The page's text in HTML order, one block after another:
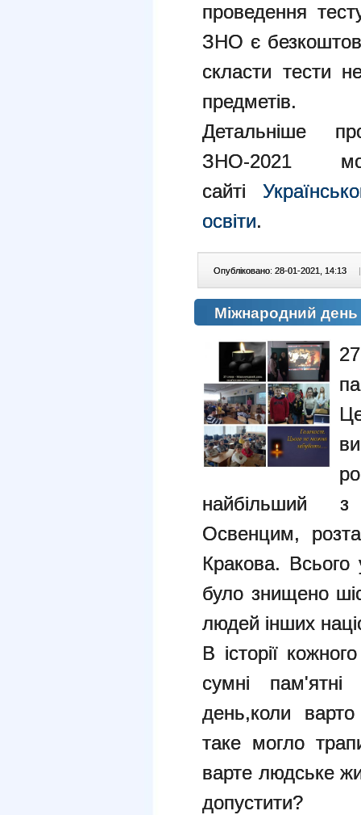
проведення
ЗНО є
скласти тести
предметів.
Детальніше
ЗНО-2021
сайті
освіти.
Опубліковано: 28-01-2021, 14:13 |
Міжнародний день
найбільший з
Освенцим,
Кракова.
було знищено
людей інших
В історії
сумні пам'ятні
день,коли
таке могло
варте людське
допустити?